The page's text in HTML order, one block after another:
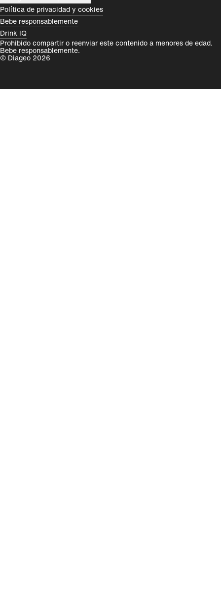
Política de privacidad y cookies
Bebe responsablemente
Drink IQ
Prohibido compartir o reenviar este contenido a menores de edad.
Bebe responsablemente.
© Diageo 2026